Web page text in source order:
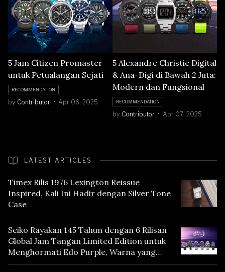
5 Jam Citizen Promaster
untuk Petualangan Sejati
RECOMMENDATION
by Contributor Apr 06, 2025
5 Alexandre Christie Digital
& Ana-Digi di Bawah 2 Juta:
Modern dan Fungsional
RECOMMENDATION
by Contributor Apr 07, 2025
LATEST ARTICLES
Timex Rilis 1976 Lexington Reissue
Inspired, Kali Ini Hadir dengan Silver Tone
Case
Seiko Rayakan 145 Tahun dengan 6 Rilisan
Global Jam Tangan Limited Edition untuk
Menghormati Edo Purple, Warna yang
Mencerminkan Warisan Tokyo